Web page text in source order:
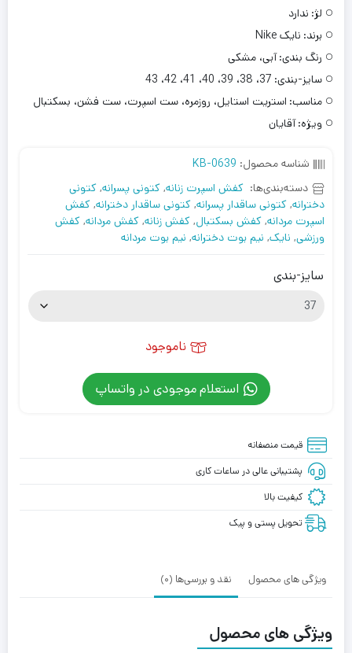
لژ: ندارد
برند: نایک Nike
رنگ بندی: آبی، مشکی
سایز-بندی: 37، 38، 39، 40، 41، 42، 43
مناسب: استریت استایل، روزمره، ست اسپرت، ست فشن، بسکتبال
ویژه: آقایان
شناسه محصول: KB-0639
دسته‌بندی‌ها: کفش اسپرت زنانه, کتونی پسرانه, کتونی
دخترانه, کتونی ساقدار پسرانه, کتونی ساقدار دخترانه, کفش
اسپرت مردانه, کفش بسکتبال, کفش زنانه, کفش مردانه, کفش
ورزشی, نایک, نیم بوت دخترانه, نیم بوت مردانه
سایز-بندی
ناموجود
استعلام موجودی در واتساپ
قیمت منصفانه
پشتیبانی عالی در ساعات کاری
کیفیت بالا
تحویل پستی و پیک
ویژگی های محصول نقد و بررسی‌ها (0)
ویژگی های محصول